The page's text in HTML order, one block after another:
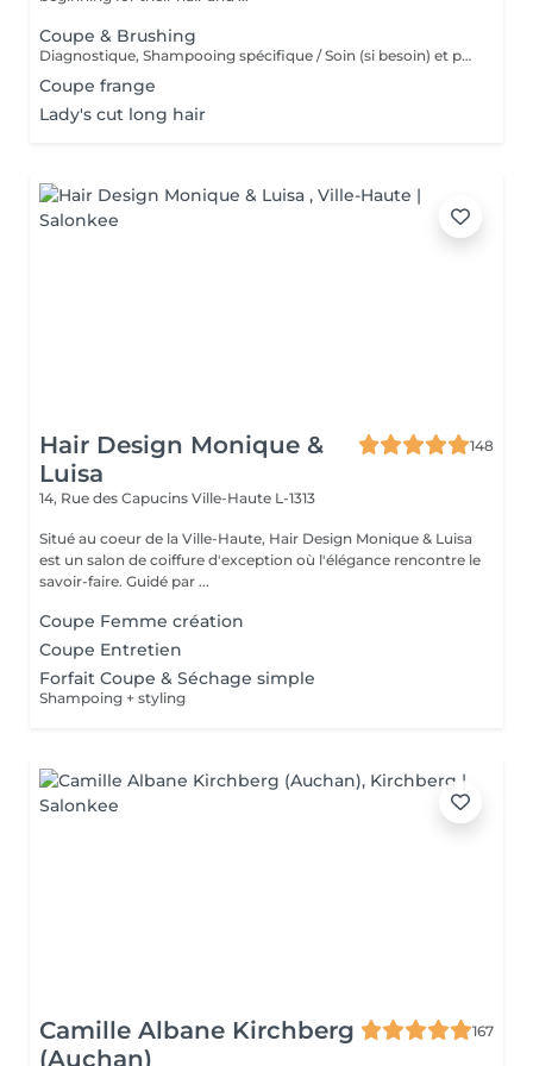
Coupe & Brushing
Diagnostique, Shampooing spécifique / Soin (si besoin) et produits de coiffage inclus.
Coupe frange
Lady's cut long hair
Hair Design Monique &
Luisa
148
14, Rue des Capucins Ville-Haute L-1313
Situé au coeur de la Ville-Haute, Hair Design Monique & Luisa
est un salon de coiffure d'exception où l'élégance rencontre le
savoir-faire. Guidé par ...
Coupe Femme création
Coupe Entretien
Forfait Coupe & Séchage simple
Shampoing + styling
Camille Albane Kirchberg
(Auchan)
167